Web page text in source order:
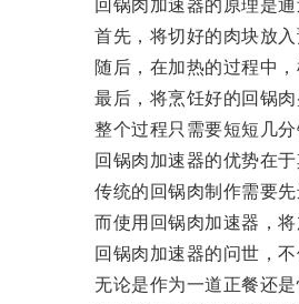
回锅肉加速器的原理是通
首先，将切好的肉块放入
随后，在加热的过程中，
最后，将烹饪好的回锅肉
整个过程只需要短短几分
回锅肉加速器的优势在于
传统的回锅肉制作需要先
而使用回锅肉加速器，将
回锅肉加速器的问世，不
无论是作为一道正餐还是